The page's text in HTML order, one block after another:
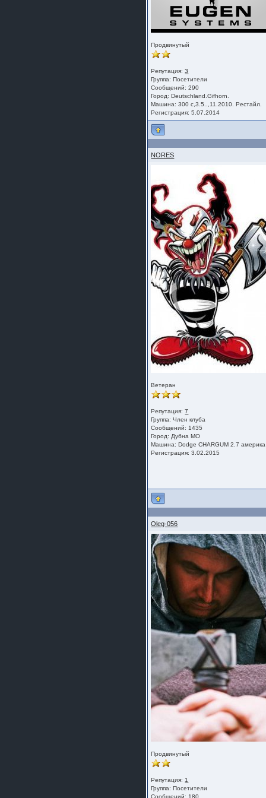
Продвинутый
Репутация:3
Группа:Посетители
Сообщений: 290
Город: Deutschland.Gifhorn.
Машина: 300 с,3.5..,11.2010. Рестайл.
Регистрация: 5.07.2014
NORES
Ветеран
Репутация:7
Группа:Член клуба
Сообщений: 1435
Город: Дубна МО
Машина: Dodge CHARGUM 2.7 америка
Регистрация: 3.02.2015
Oleg-056
Продвинутый
Репутация: 1
Группа:Посетители
Сообщений: 180